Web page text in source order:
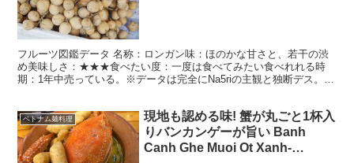
フルーツ図鑑データ 名称：ロンガン味：ほのかな甘さと、若干の渋
め美味しさ：★★★食べたい度：一度は食べてみたい食べれれる時
期：1年中売っている。※データは完全にNa5riの主観と独断デス。
ベトナム麺料理
現地も認める味! 蟹が丸ごと1杯入
りバンカンゲーが旨い Banh
Canh Ghe Muoi Ot Xanh-